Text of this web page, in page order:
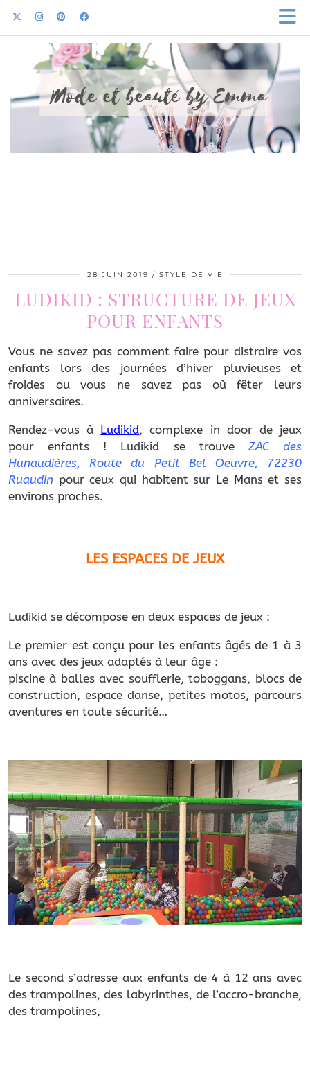
28 JUIN 2019 STYLE DE VIE
LUDIKID : STRUCTURE DE JEUX
POUR ENFANTS
Vous ne savez pas comment faire pour distraire vos
enfants lors des journées d’hiver pluvieuses et
froides ou vous ne savez pas où fêter leurs
anniversaires.
Rendez-vous à Ludikid, complexe in door de jeux
pour enfants ! Ludikid se trouve ZAC des
Hunaudières, Route du Petit Bel Oeuvre, 72230
Ruaudin pour ceux qui habitent sur Le Mans et ses
environs proches.
LES ESPACES DE JEUX
Ludikid se décompose en deux espaces de jeux :
Le premier est conçu pour les enfants âgés de 1 à 3
ans avec des jeux adaptés à leur âge :
piscine à balles avec soufflerie, toboggans, blocs de
construction, espace danse, petites motos, parcours
aventures en toute sécurité…
Le second s’adresse aux enfants de 4 à 12 ans avec
des trampolines, des labyrinthes, de l’accro-branche,
des trampolines,